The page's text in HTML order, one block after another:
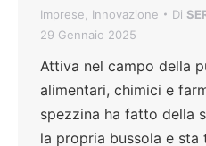
Imprese Innovazione Di
29 Gennaio 2025
Attiva nel campo della
alimentari, chimici e
spezzina ha fatto della
la propria bussola e sta